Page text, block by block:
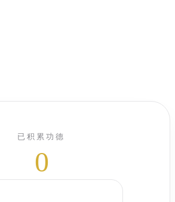
已积累功德
0